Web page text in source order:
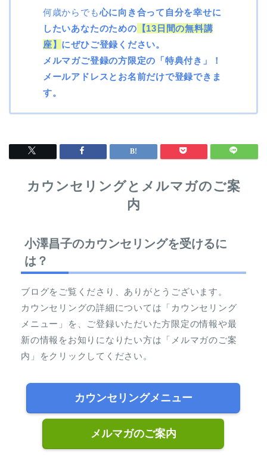
何歳からでも心に向き合って自分を幸せに
したいあなたのための 【13日間の無料講
座】 にぜひご登録ください。
メルマガご登録の方限定の 「特典付き」
！
メールアドレスとお名前だけで登録できま
す。
カウンセリングとメルマガのご案
内
小澤昌子のカウンセリングを受けるに
は？
ブログをご覧くださり、ありがとうございます。
カウンセリングの詳細については「カウンセリング
メニュー」を、ご登録いただいた方限定の情報や最
新の情報をお知りになりたい方は「メルマガのご案
内」をクリックしてください。
カウンセリングメニュー
メルマガのご案内